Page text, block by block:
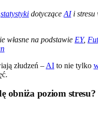
statystyki dotyczące AIi stresu
własne na podstawie EY,
złudzeń – AI to nie tylko
obniża poziom stresu?